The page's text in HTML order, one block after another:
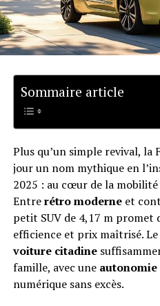
Sommaire article
Plus qu’un simple revival, la
jour un nom mythique en
2025 : au cœur de la
Entrerétro moderneet
petit SUV de 4,17 m promet
efficience et prix maîtrisé.
voiture citadine
famille, avec une autonomie
numérique sans excès.